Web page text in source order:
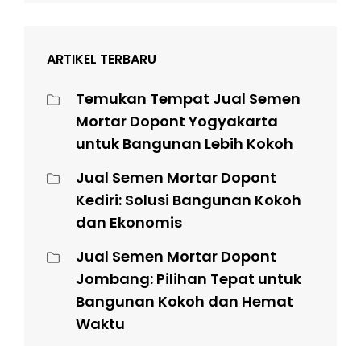
ARTIKEL TERBARU
Temukan Tempat Jual Semen
Mortar Dopont Yogyakarta
untuk Bangunan Lebih Kokoh
Jual Semen Mortar Dopont
Kediri: Solusi Bangunan Kokoh
dan Ekonomis
Jual Semen Mortar Dopont
Jombang: Pilihan Tepat untuk
Bangunan Kokoh dan Hemat
Waktu